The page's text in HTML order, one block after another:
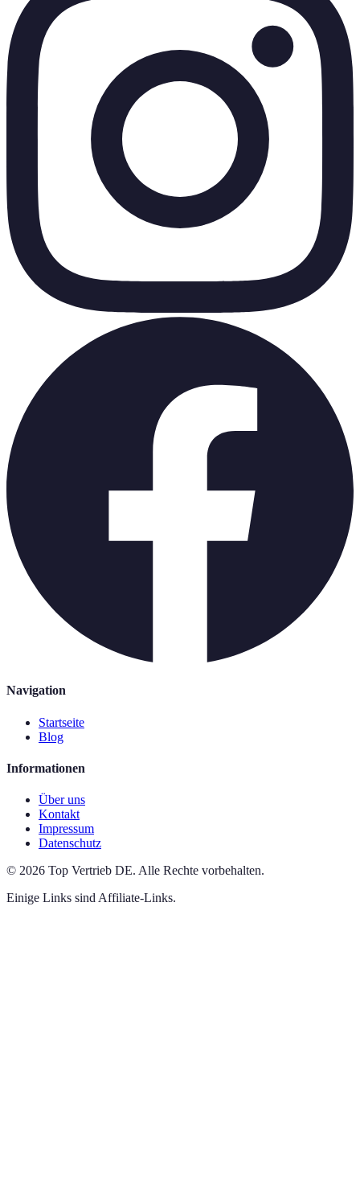
Navigation
Startseite
Blog
Informationen
Über uns
Kontakt
Impressum
Datenschutz
© 2026 Top Vertrieb DE. Alle Rechte vorbehalten.
Einige Links sind Affiliate-Links.